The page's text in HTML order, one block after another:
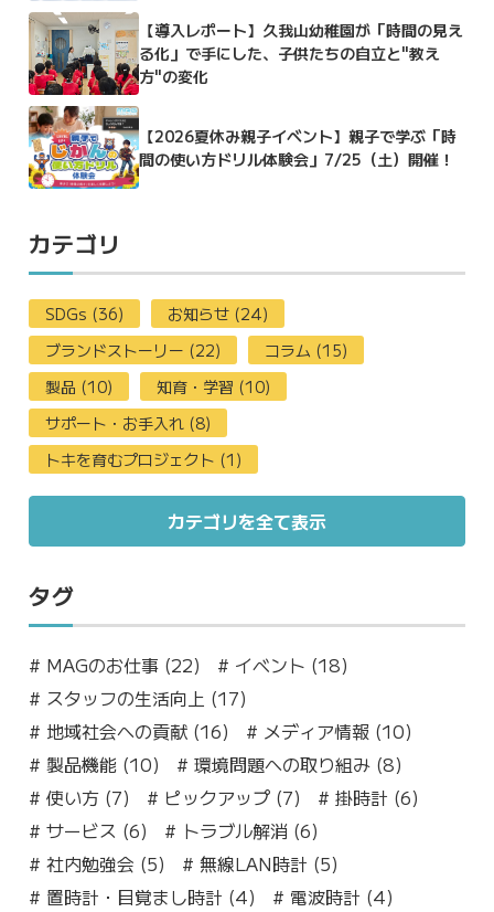
【導入レポート】久我山幼稚園が「時間の見え
る化」で手にした、子供たちの自立と"教え
方"の変化
【2026夏休み親子イベント】親子で学ぶ「時
間の使い方ドリル体験会」7/25（土）開催！
カテゴリ
SDGs (36)
お知らせ (24)
ブランドストーリー (22)
コラム (15)
製品 (10)
知育・学習 (10)
サポート・お手入れ (8)
トキを育むプロジェクト (1)
カテゴリを全て表示
タグ
# MAGのお仕事 (22) # イベント (18)
# スタッフの生活向上 (17)
# 地域社会への貢献 (16) # メディア情報 (10)
# 製品機能 (10) # 環境問題への取り組み (8)
# 使い方 (7) # ピックアップ (7) # 掛時計 (6)
# サービス (6) # トラブル解消 (6)
# 社内勉強会 (5) # 無線LAN時計 (5)
# 置時計・目覚まし時計 (4) # 電波時計 (4)